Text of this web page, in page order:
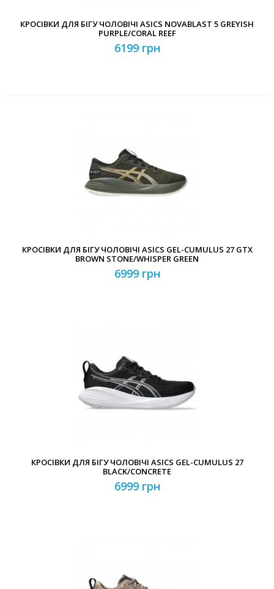
КРОСІВКИ ДЛЯ БІГУ ЧОЛОВІЧІ ASICS NOVABLAST 5 GREYISH
PURPLE/CORAL REEF
6199 грн
КРОСІВКИ ДЛЯ БІГУ ЧОЛОВІЧІ ASICS GEL-CUMULUS 27 GTX
BROWN STONE/WHISPER GREEN
6999 грн
КРОСІВКИ ДЛЯ БІГУ ЧОЛОВІЧІ ASICS GEL-CUMULUS 27
BLACK/CONCRETE
6999 грн